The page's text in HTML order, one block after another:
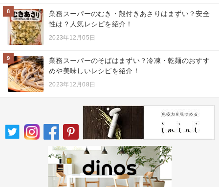
8
業務スーパーのむき・殻付きあさりはまずい？安全
性は？人気レシピを紹介！
2023年12月05日
9
業務スーパーのそばはまずい？冷凍・乾麺のおすす
めや美味しいレシピを紹介！
2023年12月08日